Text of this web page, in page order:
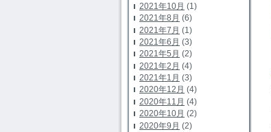
2021年10月 (1)
2021年8月 (6)
2021年7月 (1)
2021年6月 (3)
2021年5月 (2)
2021年2月 (4)
2021年1月 (3)
2020年12月 (4)
2020年11月 (4)
2020年10月 (2)
2020年9月 (2)